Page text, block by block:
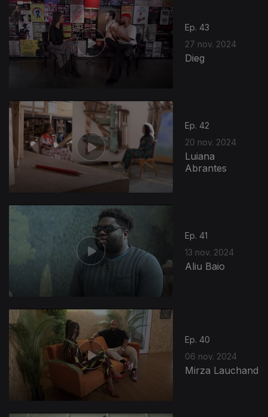
Ep. 43
27 nov. 2024
Dieg
Ep. 42
20 nov. 2024
Luiana
Abrantes
Ep. 41
13 nov. 2024
Aliu Baio
Ep. 40
06 nov. 2024
Mirza Lauchand